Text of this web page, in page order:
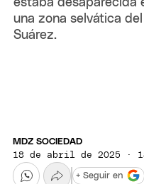
una zona selvática
Suárez.
MDZ SOCIEDAD
18 de abril de 2025 ·
+ Seguir en